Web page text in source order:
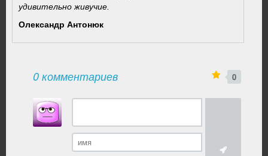
удивительно живучие.
Олександр Антонюк
0 комментариев 0